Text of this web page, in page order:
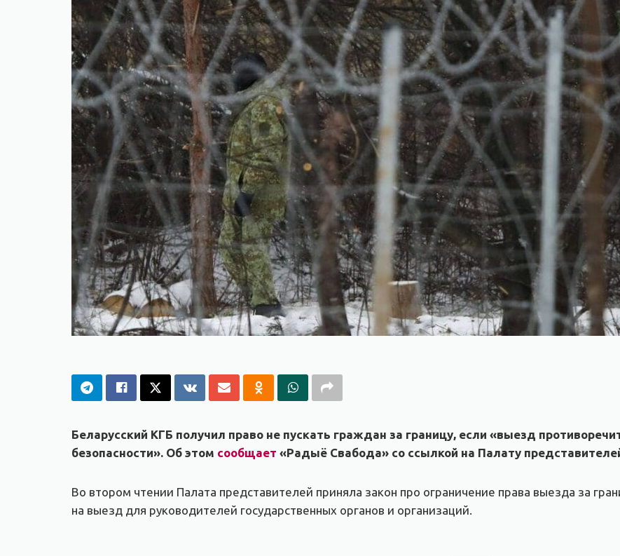
Беларусский КГБ получил право не пускать граждан за границу, если «выезд
безопасности». Об этом сообщает «Радыё Свабода» со ссылкой на Палату
Во втором чтении Палата представителей приняла закон про ограничение права выезда за
на выезд для руководителей государственных органов и организаций.